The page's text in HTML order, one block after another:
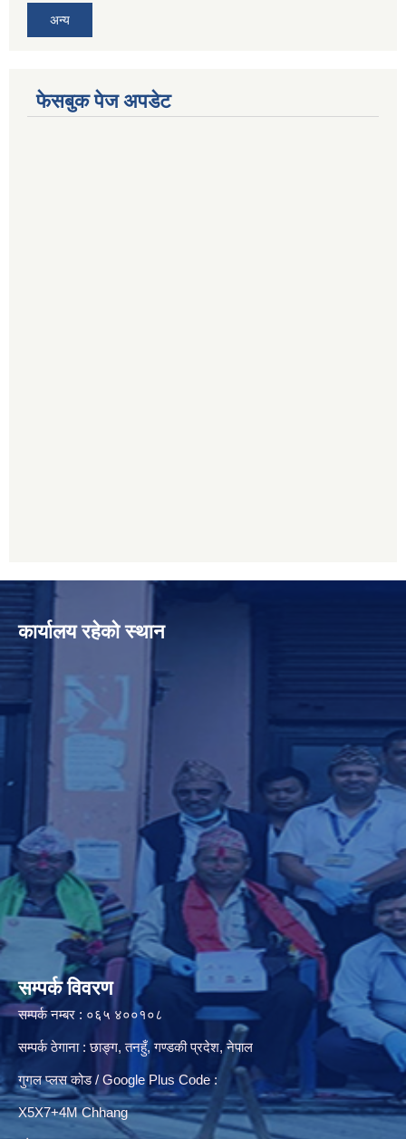
अन्य
फेसबुक पेज अपडेट
कार्यालय रहेको स्थान
सम्पर्क विवरण
सम्पर्क नम्बर : ०६५ ४००१०८
सम्पर्क ठेगाना : छाङ्ग, तनहुँ, गण्डकी प्रदेश, नेपाल
गुगल प्लस कोड / Google Plus Code :
X5X7+4M Chhang